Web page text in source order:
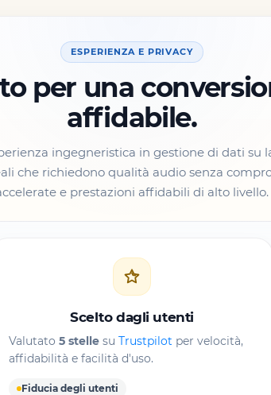
ESPERIENZA E PRIVACY
per una
affidabile.
ingegneristica in gestione di dati su
che richiedono qualità audio senza
e prestazioni affidabili di alto livello.
Scelto dagli utenti
Valutato5 stelle suTrustpilot per velocità,
affidabilità e facilità d'uso.
Fiducia degli utenti